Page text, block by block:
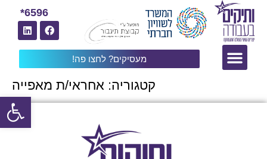
מעסיקים? לחצו פה!
6596*
קטגוריה: אחראי/ת מאפייה